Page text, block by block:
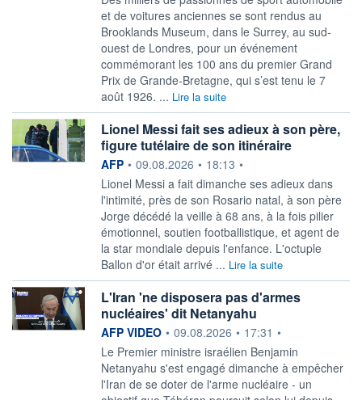
et de voitures anciennes se sont rendus au
Brooklands Museum, dans le Surrey, au sud-
ouest de Londres, pour un événement
commémorant les 100 ans du premier Grand
Prix de Grande-Bretagne, qui s’est tenu le 7
août 1926. ... Lire la suite
Lionel Messi fait ses adieux à son père,
figure tutélaire de son itinéraire
information fournie par
AFP • 09.08.2026 • 18:13 •
Lionel Messi a fait dimanche ses adieux dans
l'intimité, près de son Rosario natal, à son père
Jorge décédé la veille à 68 ans, à la fois pilier
émotionnel, soutien footballistique, et agent de
la star mondiale depuis l'enfance. L'octuple
Ballon d'or était arrivé ... Lire la suite
L'Iran 'ne disposera pas d'armes
nucléaires' dit Netanyahu
information fournie par
AFP VIDEO • 09.08.2026 • 17:31 •
Le Premier ministre israélien Benjamin
Netanyahu s'est engagé dimanche à empêcher
l'Iran de se doter de l'arme nucléaire - un